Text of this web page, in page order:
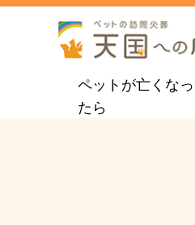
ペットが亡くなっ
たら